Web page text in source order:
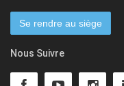
Se rendre au siège
Nous Suivre